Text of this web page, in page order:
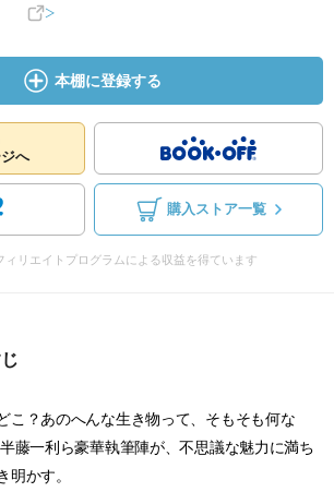
本棚に登録する
へ
購入ストア一覧
ィリエイトプログラムによる収益を得ています
こ？あのへんな生き物って、そもそも何な
藤一利ら豪華執筆陣が、不思議な魅力に満ち
明かす。